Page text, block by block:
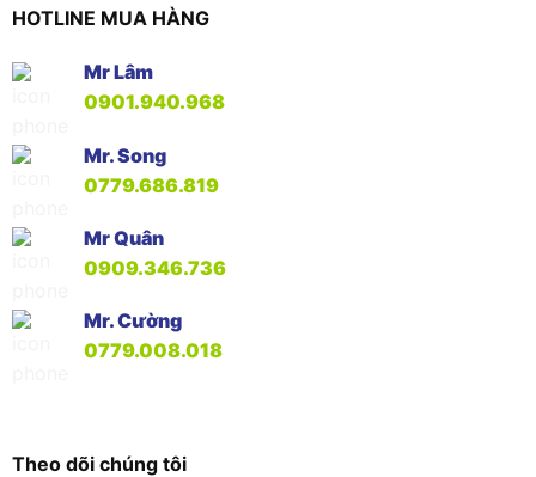
HOTLINE MUA HÀNG
Mr Lâm
0901.940.968
Mr. Song
0779.686.819
Mr Quân
0909.346.736
Mr. Cường
0779.008.018
Theo dõi chúng tôi